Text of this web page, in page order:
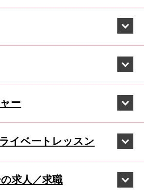
ー
イベートレッスン
求人／求職